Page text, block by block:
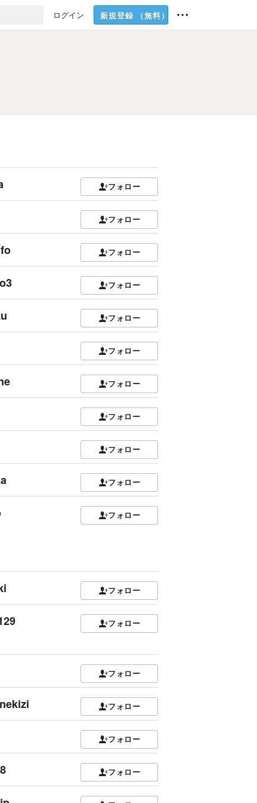
ログイン 新規登録 （無料）
フォロー
フォロー
フォロー
フォロー
フォロー
フォロー
フォロー
フォロー
フォロー
フォロー
フォロー
フォロー
フォロー
フォロー
フォロー
フォロー
フォロー